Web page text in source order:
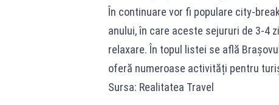
În continuare vor fi populare city-
anului, în care aceste sejururi de 3-4
relaxare. În topul listei se află
oferă numeroase activități pentru
Sursa: Realitatea Travel